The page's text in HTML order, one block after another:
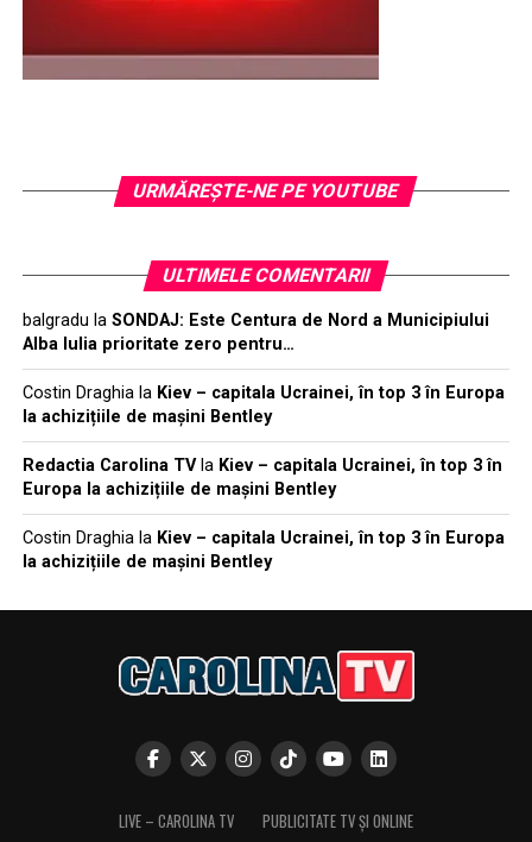
URMĂREŞTE-NE PE YOUTUBE
ULTIMELE COMENTARII
balgradu la SONDAJ: Este Centura de Nord a Municipiului
Alba Iulia prioritate zero pentru…
Costin Draghiala Kiev – capitala Ucrainei, în top 3 în Europa
la achizițiile de mașini Bentley
Redactia Carolina TVla Kiev – capitala Ucrainei, în top 3 în
Europa la achizițiile de mașini Bentley
Costin Draghiala Kiev – capitala Ucrainei, în top 3 în Europa
la achizițiile de mașini Bentley
LIVE – CAROLINA TV
PUBLICITATE TV ȘI ONLINE